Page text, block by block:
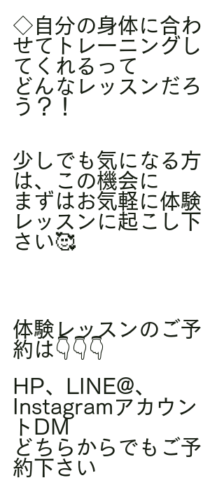
◇自分の身体に合わ
せてトレーニングし
てくれるって
どんなレッスンだろ
う？！
少しでも気になる方
は、この機会に
まずはお気軽に体験
レッスンに起こし下
さい🥰
体験レッスンのご予
約は👇👇👇
HP、LINE@、
Instagramアカウン
トDM
どちらからでもご予
約下さい